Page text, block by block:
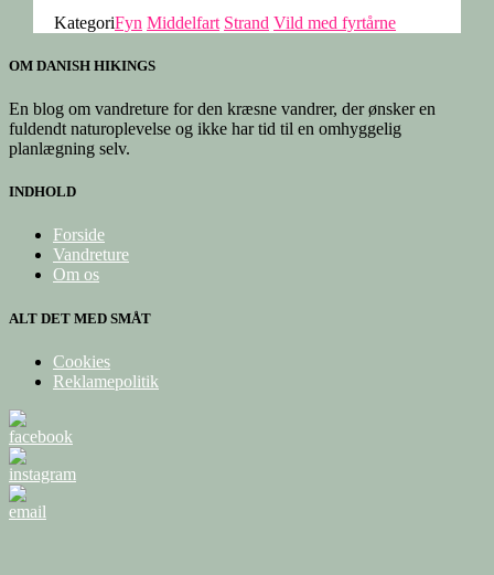
KategoriFyn Middelfart Strand Vild med fyrtårne
OM DANISH HIKINGS
En blog om vandreture for den kræsne vandrer, der ønsker en
fuldendt naturoplevelse og ikke har tid til en omhyggelig
planlægning selv.
INDHOLD
Forside
Vandreture
Om os
ALT DET MED SMÅT
Cookies
Reklamepolitik